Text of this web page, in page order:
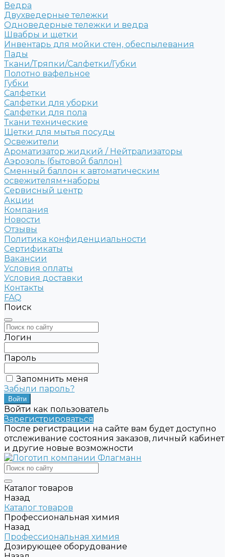
Ведра
Двухведерные тележки
Одноведерные тележки и ведра
Швабры и щетки
Инвентарь для мойки стен, обеспылевания
Пады
Ткани/Тряпки/Салфетки/Губки
Полотно вафельное
Губки
Салфетки
Салфетки для уборки
Салфетки для пола
Ткани технические
Щетки для мытья посуды
Освежители
Ароматизатор жидкий / Нейтрализаторы
Аэрозоль (бытовой баллон)
Сменный баллон к автоматическим
освежителям+наборы
Сервисный центр
Акции
Компания
Новости
Отзывы
Политика конфиденциальности
Сертификаты
Вакансии
Условия оплаты
Условия доставки
Контакты
FAQ
Поиск
Логин
Пароль
Запомнить меня
Забыли пароль?
Войти как пользователь
Зарегистрироваться
После регистрации на сайте вам будет доступно
отслеживание состояния заказов, личный кабинет
и другие новые возможности
Каталог товаров
Назад
Каталог товаров
Профессиональная химия
Назад
Профессиональная химия
Дозирующее оборудование